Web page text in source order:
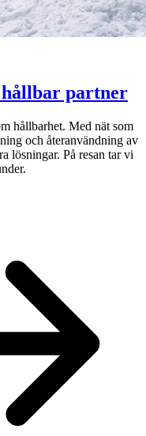
hållbar partner
hållbarhet. Med nät som
och återanvändning av
lösningar. På resan tar vi